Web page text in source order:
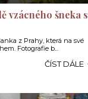
vzácného šneka s
z Prahy, která na své
Fotografie b...
ČÍST DÁLE